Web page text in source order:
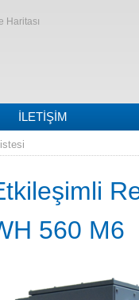
Haritası
İLETIŞIM
560 M6